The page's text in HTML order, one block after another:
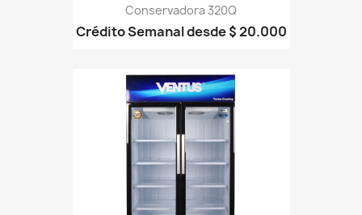
Conservadora 320Q
Crédito Semanal desde $ 20.000